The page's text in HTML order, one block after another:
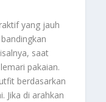
yang jauh
saat
pakaian.
berdasarkan
Jika di arahkan